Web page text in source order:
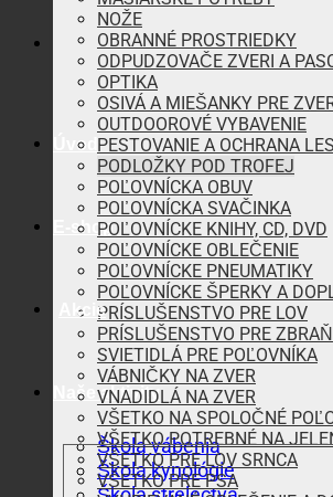
Úvod
E-shop
Akcie
Naše aktivity
Škola vábenia
Škola kynológie
NOŽE
OBRANNÉ PROSTRIEDKY
ODPUDZOVAČE ZVERI A
OPTIKA
OSIVÁ A MIEŠANKY PRE
OUTDOOROVÉ VYBAVENIE
PESTOVANIE A OCHRANA
PODLOŽKY POD TROFEJ
POĽOVNÍCKA OBUV
POĽOVNÍCKA SVAČINKA
POĽOVNÍCKE KNIHY, CD, DVD
POĽOVNÍCKE OBLEČENIE
POĽOVNÍCKE PNEUMATIKY
POĽOVNÍCKE ŠPERKY A
PRÍSLUŠENSTVO PRE LOV
PRÍSLUŠENSTVO PRE ZBRAŇ
SVIETIDLÁ PRE POĽOVNÍKA
VÁBNIČKY NA ZVER
VNADIDLÁ NA ZVER
VŠETKO NA SPOLOČNÉ
VŠETKO POTREBNÉ NA
VŠETKO PRE LOV SRNCA
VŠETKO PRE PSA